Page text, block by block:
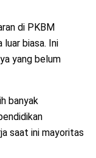
di PKBM
luar biasa. Ini
yang belum
banyak
saat ini mayoritas